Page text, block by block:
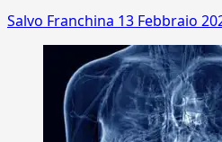
Salvo Franchina 13 Febbraio